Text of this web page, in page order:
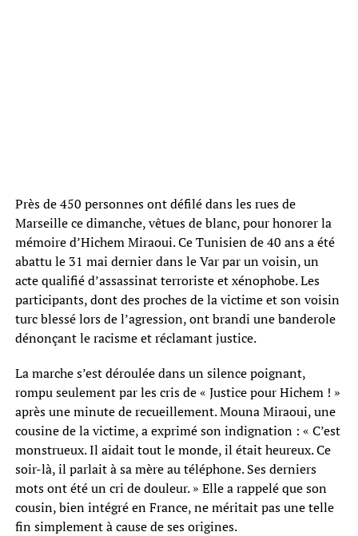
Près de 450 personnes ont défilé dans les rues de
Marseille ce dimanche, vêtues de blanc, pour honorer la
mémoire d’Hichem Miraoui. Ce Tunisien de 40 ans a été
abattu le 31 mai dernier dans le Var par un voisin, un
acte qualifié d’assassinat terroriste et xénophobe. Les
participants, dont des proches de la victime et son voisin
turc blessé lors de l’agression, ont brandi une banderole
dénonçant le racisme et réclamant justice.
La marche s’est déroulée dans un silence poignant,
rompu seulement par les cris de « Justice pour Hichem ! »
après une minute de recueillement. Mouna Miraoui, une
cousine de la victime, a exprimé son indignation : « C’est
monstrueux. Il aidait tout le monde, il était heureux. Ce
soir-là, il parlait à sa mère au téléphone. Ses derniers
mots ont été un cri de douleur. » Elle a rappelé que son
cousin, bien intégré en France, ne méritait pas une telle
fin simplement à cause de ses origines.